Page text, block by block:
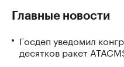
Главные новости
Госдеп уведомил
десятков ракет